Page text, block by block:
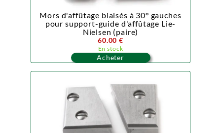
Mors d'affûtage biaisés à 30° gauches
pour support-guide d'affûtage Lie-
Nielsen (paire)
60.00 €
En stock
Acheter